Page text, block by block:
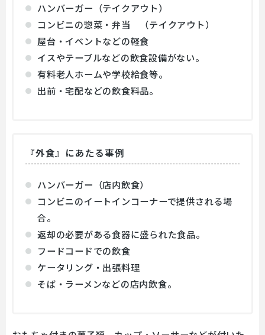
ハンバーガー（テイクアウト）
コンビニの惣菜・弁当 （テイクアウト）
屋台・イベントなどの軽食
イスやテーブルなどの飲食設備がない。
有料老人ホームや学校給食等。
出前・宅配などの飲食料品。
『外食』にあたる事例
ハンバーガー（店内飲食）
コンビニのイートインコーナーで提供される場
合。
返却の必要がある食器に盛られた食品。
フードコードでの飲食
ケータリング・出張料理
そば・ラーメンなどの店内飲食。